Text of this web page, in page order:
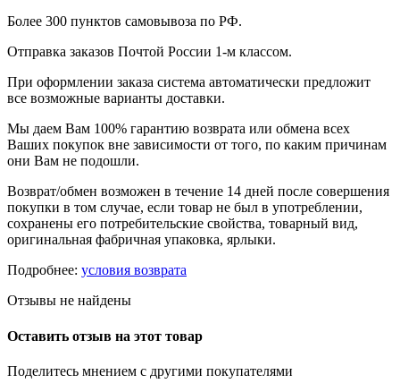
Более 300 пунктов самовывоза по РФ.
Отправка заказов Почтой России 1-м классом.
При оформлении заказа система автоматически предложит
все возможные варианты доставки.
Мы даем Вам 100% гарантию возврата или обмена всех
Ваших покупок вне зависимости от того, по каким причинам
они Вам не подошли.
Возврат/обмен возможен в течение 14 дней после совершения
покупки в том случае, если товар не был в употреблении,
сохранены его потребительские свойства, товарный вид,
оригинальная фабричная упаковка, ярлыки.
Подробнее: условия возврата
Отзывы не найдены
Оставить отзыв на этот товар
Поделитесь мнением с другими покупателями